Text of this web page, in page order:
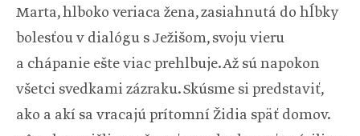
Marta, hlboko veriaca žena, zasiahnutá do hĺbky
bolesťou v dialógu s Ježišom, svoju vieru
a chápanie ešte viac prehlbuje. Až sú napokon
všetci svedkami zázraku. Skúsme si predstaviť,
ako a akí sa vracajú prítomní Židia späť domov.